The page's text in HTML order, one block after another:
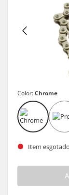
Color:Chrome
Item